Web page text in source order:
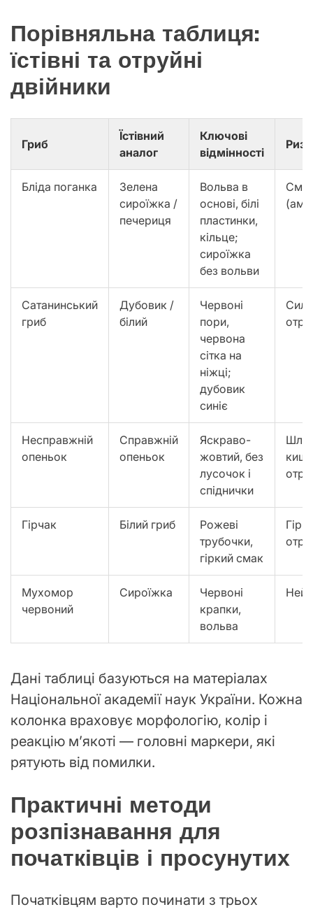
Порівняльна таблиця:
їстівні та отруйні
двійники
Гриб
Їстівний
аналог
Ключові
відмінності
Бліда поганка
Зелена
сироїжка /
печериця
Вольва в
основі, білі
пластинки,
кільце;
сироїжка
без вольви
Сатанинський
гриб
Дубовик /
білий
Червоні
пори,
червона
сітка на
ніжці;
дубовик
синіє
Несправжній
опеньок
Справжній
опеньок
Яскраво-
жовтий, без
лусочок і
спіднички
Гірчак Білий гриб
Рожеві
трубочки,
гіркий смак
Мухомор
червоний
Сироїжка
Червоні
крапки,
вольва
Дані таблиці базуються на матеріалах
Національної академії наук України. Кожна
колонка враховує морфологію, колір і
реакцію м’якоті — головні маркери, які
рятують від помилки.
Практичні методи
розпізнавання для
початківців і просунутих
Початківцям варто починати з трьох